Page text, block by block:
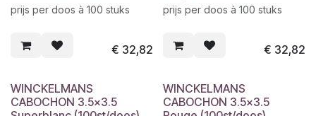
prijs per doos à 100 stuks
€ 32,82
prijs per doos à 100 stuks
€ 32,82
WINCKELMANS
CABOCHON 3.5x3.5
WINCKELMANS
CABOCHON 3.5x3.5